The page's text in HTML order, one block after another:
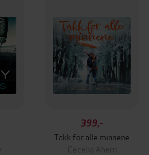
399,-
Takk for alle minnene
Cecelia Ahern